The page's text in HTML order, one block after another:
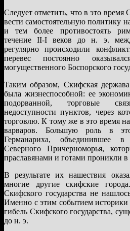
Следует отметить, что в это время
вести самостоятельную политику
и тем более противостоять
течение II-I веков до н. э.
регулярно происходили
перевес постоянно
могущественного Боспорского
Таким образом, Скифская
была жизнеспособной: ее
подорванной, торговые
недоступности пунктов, через
торговлю. К тому же в это время
варваров. Большую роль в
Германариха, объединившее
Северного Причерноморья,
праславянами и готами проникли
В результате их нашествия
многие другие скифские
Скифского государства не
Именно с этим событием историки
гибель Скифского государства,
до н. э.